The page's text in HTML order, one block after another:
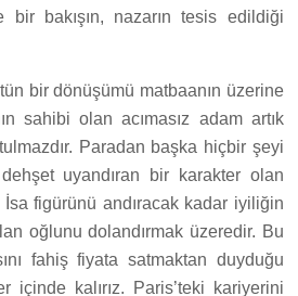
bir bakışın, nazarın tesis edildiği
bir dönüşümü matbaanın üzerine
sahibi olan acımasız adam artık
Paradan başka hiçbir şeyi
dehşet uyandıran bir karakter olan
figürünü andıracak kadar iyiliğin
oğlunu dolandırmak üzeredir. Bu
fahiş fiyata satmaktan duyduğu
içinde kalırız. Paris’teki kariyerini